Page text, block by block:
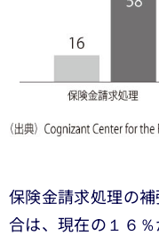
保険金請求処理の
合は、現在の１６